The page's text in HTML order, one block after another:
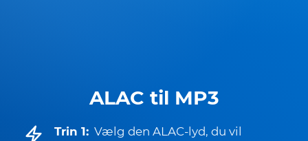
ALAC til MP3
Trin 1: Vælg den ALAC-lyd, du vil